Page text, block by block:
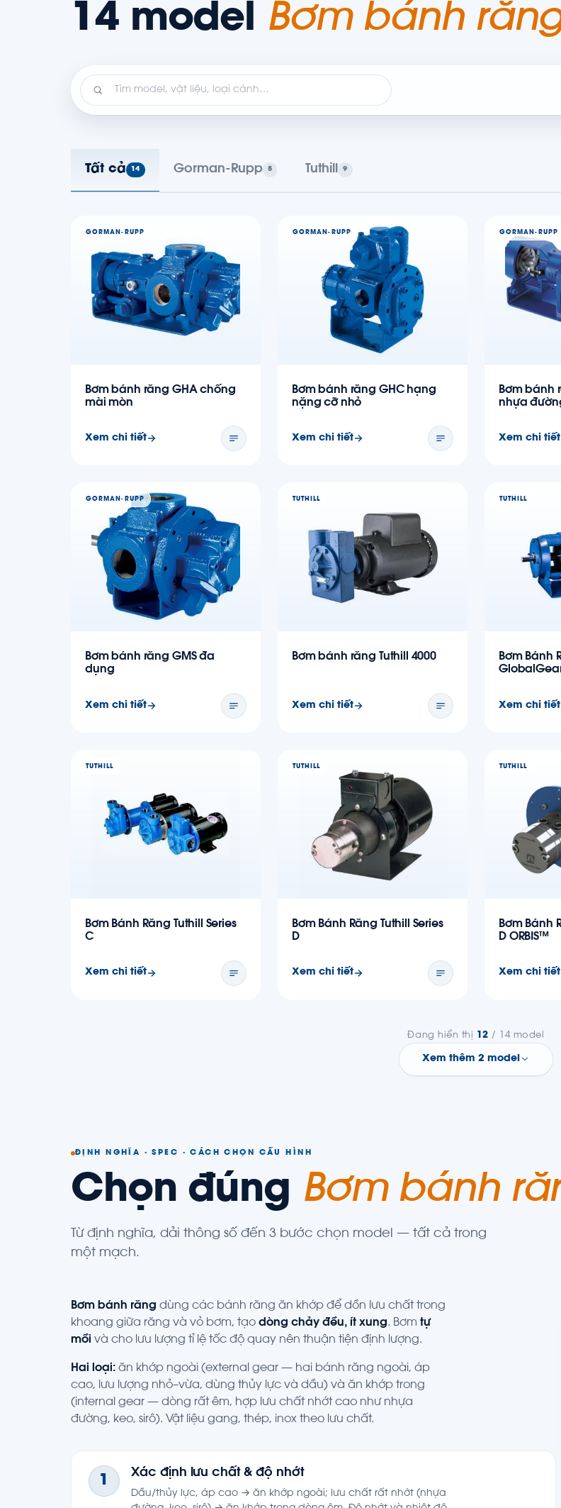
14 model Bơm bánh
Tất cả 14 Gorman-Rupp 5 Tuthill 9
GORMAN-RUPP
Bơm bánh răng GHA chống
mài mòn
Xem chi tiết
GORMAN-RUPP
Bơm bánh răng GHC hạng
nặng cỡ nhỏ
Xem chi tiết
GORMAN-RUPP
Bơm bánh
nhựa
Xem chi tiết
GORMAN-RUPP
Bơm bánh răng GMS đa
dụng
Xem chi tiết
TUTHILL
Bơm bánh răng Tuthill 4000
Xem chi tiết
TUTHILL
Bơm Bánh
Xem chi tiết
TUTHILL
Bơm Bánh Răng Tuthill Series
C
Xem chi tiết
TUTHILL
Bơm Bánh Răng Tuthill Series
D
Xem chi tiết
TUTHILL
Bơm Bánh
D ORBIS™
Xem chi tiết
Đang hiển thị 12 / 14 model
Xem thêm 2 model
ĐỊNH NGHĨA · SPEC · CÁCH CHỌN CẤU HÌNH
Chọn đúng Bơm bánh
Từ định nghĩa, dải thông số đến 3 bước chọn model — tất cả trong
một mạch.
Bơm bánh răng dùng các bánh răng ăn khớp để dồn lưu chất trong
khoang giữa răng và vỏ bơm, tạo dòng chảy đều, ít xung. Bơm tự
mồi và cho lưu lượng tỉ lệ tốc độ quay nên thuận tiện định lượng.
Hai loại: ăn khớp ngoài (external gear — hai bánh răng ngoài, áp
cao, lưu lượng nhỏ–vừa, dùng thủy lực và dầu) và ăn khớp trong
(internal gear — dòng rất êm, hợp lưu chất nhớt cao như nhựa
đường, keo, sirô). Vật liệu gang, thép, inox theo lưu chất.
1 Xác định lưu chất & độ nhớt
Dầu/thủy lực, áp cao → ăn khớp ngoài; lưu chất rất nhớt (nhựa